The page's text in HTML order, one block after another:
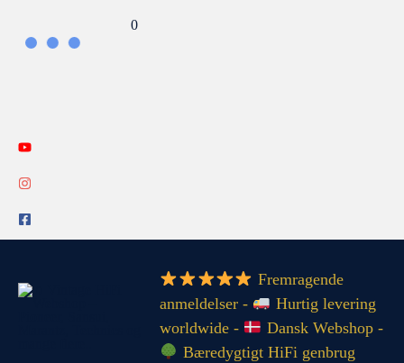
0
Fremragende
anmeldelser -
Hurtig levering
worldwide -
Dansk Webshop -
Bæredygtigt HiFi genbrug
INFO